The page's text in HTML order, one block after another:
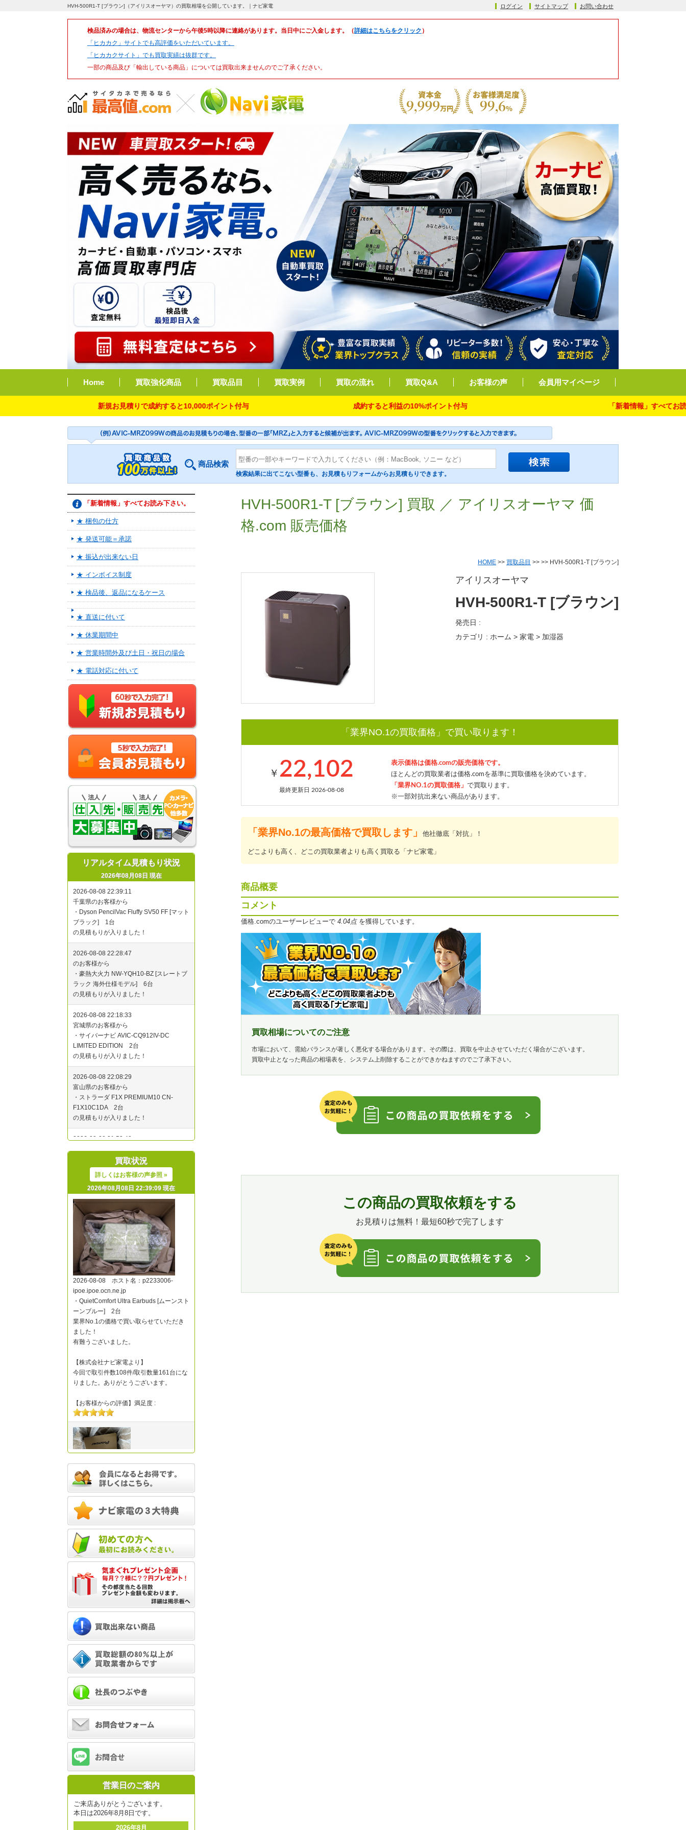
HVH-500R1-T [ブラウン]（アイリスオーヤマ）の買取相場を公開しています。｜ナビ家電 ログイン サイトマップ お問い合わせ
検品済みの場合は、物流センターから午後5時以降に連絡があります。当日中にご入金します。（詳細はこちらをクリック ）
「ヒカカク」サイトでも高評価をいただいています。
「ヒカカクサイト」でも買取実績は抜群です。
一部の商品及び「輸出している商品」については買取出来ませんのでご了承ください。
Home 買取強化商品 買取品目 買取実例 買取の流れ 買取Q&A お客様の声 会員用マイページ
新規お見積りで成約すると10,000ポイント付与 成約すると利益の10%ポイント付与 「新着情報」すべてお読み下さ
商品検索
検索結果に出てこない型番も、お見積もりフォームからお見積もりできます。
HVH-500R1-T [ブラウン] 買取 ／ アイリスオーヤマ 価
格.com 販売価格
HOME >> 買取品目 >> >> HVH-500R1-T [ブラウン]
アイリスオーヤマ
HVH-500R1-T [ブラウン]
発売日 :
カテゴリ : ホーム > 家電 > 加湿器
「業界NO.1の買取価格」で買い取ります！
￥ 22,102
最終更新日 2026-08-08
表示価格は価格.comの販売価格です。
ほとんどの買取業者は価格.comを基準に買取価格を決めています。
「業界NO.1の買取価格」 で買取ります。
※一部対抗出来ない商品があります。
「業界No.1の最高価格で買取します」 他社徹底「対抗」！
どこよりも高く、どこの買取業者よりも高く買取る「ナビ家電」
商品概要
コメント
価格.comのユーザーレビューで 4.04点を獲得しています。
買取相場についてのご注意
市場において、需給バランスが著しく悪化する場合があります。その際は、買取を中止させていただく場合がございます。
買取中止となった商品の相場表を、システム上削除することができかねますのでご了承下さい。
この商品の買取依頼をする
お見積りは無料！最短60秒で完了します
「新着情報」すべてお読み下さい。
★ 梱包の仕方
★ 発送可能＝承諾
★ 振込が出来ない日
★ インボイス制度
★ 検品後、返品になるケース
★ 直送に付いて
★ 休業期間中
★ 営業時間外及び土日・祝日の場合
★ 電話対応に付いて
リアルタイム見積もり状況
2026年08月08日 現在
買取状況
詳しくはお客様の声参照 »
2026年08月08日 22:39:09 現在
営業日のご案内
ご来店ありがとうございます。
本日は2026年8月8日です。
2026年8月